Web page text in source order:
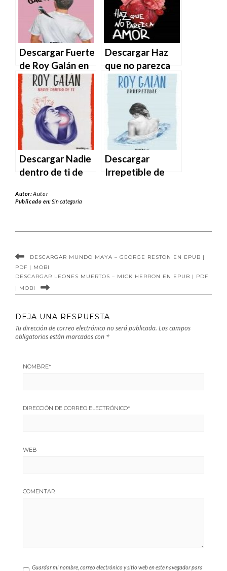
Descargar Fuerte
de Roy Galán en
EPUB | PDF |
MOBI
Descargar Haz
que no parezca
amor de Roy
Galán en EPUB |
PDF | MOBI
Descargar Nadie
dentro de ti de
EPUB | PDF |
Descargar
Irrepetible de
Autor:Autor
Publicado en:Sin categoría
DESCARGAR MUNDO MAYA – GEORGE RESTON EN EPUB |
PDF | MOBI
DESCARGAR LEONES MUERTOS – MICK HERRON EN EPUB | PDF
| MOBI
DEJA UNA RESPUESTA
Tu dirección de correo electrónico no será publicada. Los campos
obligatorios están marcados con *
NOMBRE*
DIRECCIÓN DE CORREO ELECTRÓNICO*
WEB
COMENTAR
Guardar mi nombre, correo electrónico y sitio web en este navegador para